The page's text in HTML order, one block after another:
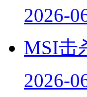
2026-
MSI击
2026-